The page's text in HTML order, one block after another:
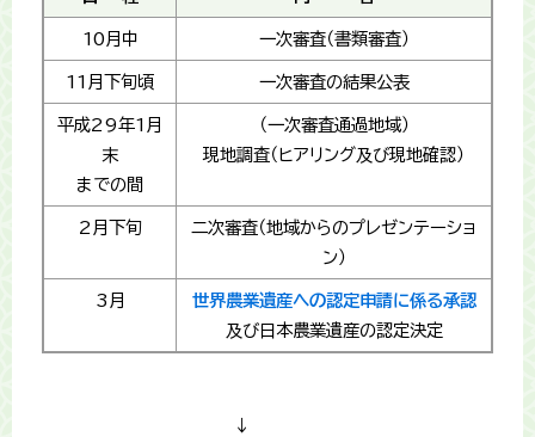
10月中 一次審査（書類審査）
11月下旬頃 一次審査の結果公表
平成29年1月
末
までの間
（一次審査通過地域）
現地調査（ヒアリング及び現地確認）
2月下旬
二次審査（地域からのプレゼンテーショ
ン）
3月
世界農業遺産への認定申請に係る承認
及び日本農業遺産の認定決定
↓